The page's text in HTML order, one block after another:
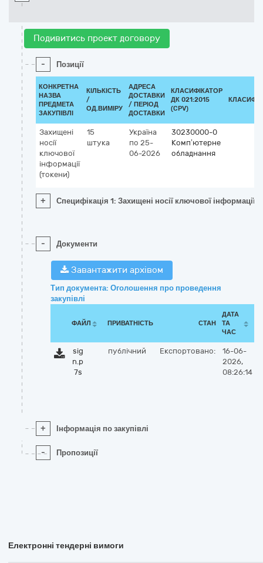
Подивитись проект договору
- Позиції
КОНКРЕТНА
НАЗВА
ПРЕДМЕТА
ЗАКУПІВЛІ
КІЛЬКІСТЬ
/
ОД.ВИМІРУ
АДРЕСА
ДОСТАВКИ
/ ПЕРІОД
ДОСТАВКИ
КЛАСИФІКАТОР
ДК 021:2015
(CPV)
Захищені
носії
ключової
інформації
(токени)
15
штука
Україна
по 25-
06-2026
30230000-0
Комп’ютерне
обладнання
+ Специфікація 1: Захищені носії ключової інформації
- Документи
Завантажити архівом
Тип документа: Оголошення про проведення
закупівлі
ФАЙЛ ПРИВАТНІСТЬ СТАН
ДАТА
ТА
ЧАС
sig
n.p
7s
публічний Експортовано:
16-06-
2026,
08:26:14
+ Інформація по закупівлі
- Пропозиції
Електронні тендерні вимоги